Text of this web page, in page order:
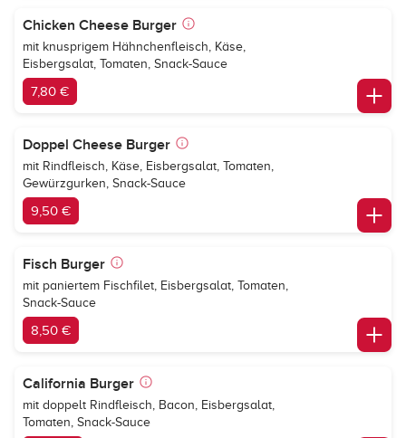
Chicken Cheese Burger
mit knusprigem Hähnchenfleisch, Käse,
Eisbergsalat, Tomaten, Snack-Sauce
7,80 €
Doppel Cheese Burger
mit Rindfleisch, Käse, Eisbergsalat, Tomaten,
Gewürzgurken, Snack-Sauce
9,50 €
Fisch Burger
mit paniertem Fischfilet, Eisbergsalat, Tomaten,
Snack-Sauce
8,50 €
California Burger
mit doppelt Rindfleisch, Bacon, Eisbergsalat,
Tomaten, Snack-Sauce